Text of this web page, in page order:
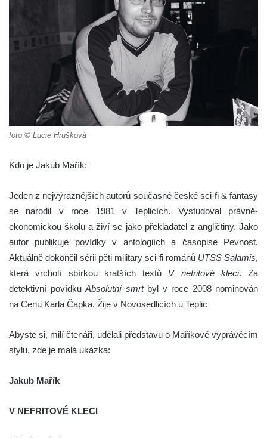
foto © Lucie Hrušková
Kdo je Jakub Mařík:
Jeden z nejvýraznějších autorů současné české sci-fi & fantasy
se narodil v roce 1981 v Teplicích. Vystudoval právně-
ekonomickou školu a živí se jako překladatel z angličtiny. Jako
autor publikuje povídky v antologiích a časopise Pevnost.
Aktuálně dokončil sérii pěti military sci-fi románů UTSS Salamis,
která vrcholí sbírkou kratších textů V nefritové kleci. Za
detektivní povídku Absolutní smrtbyl v roce 2008 nominován
na Cenu Karla Čapka. Žije v Novosedlicích u Teplic
Abyste si, milí čtenáři, udělali představu o Maříkově vyprávěcím
stylu, zde je malá ukázka:
Jakub Mařík
V NEFRITOVÉ KLECI